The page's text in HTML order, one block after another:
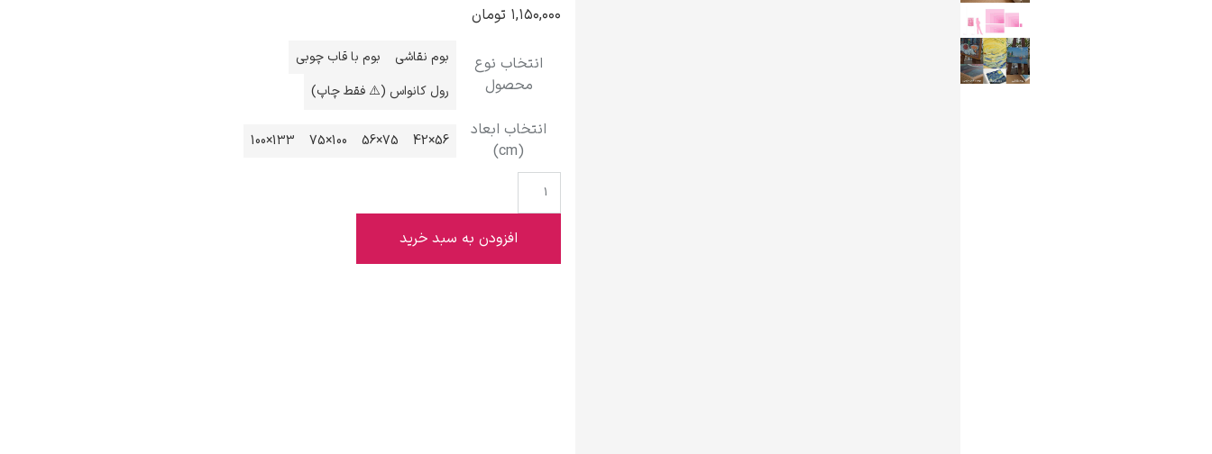
۱,۱۵۰,۰۰۰ تومان
انتخاب نوع
محصول
بوم نقاشی
بوم با قاب چوبی
رول کانواس (⚠️ فقط چاپ)
انتخاب ابعاد
(cm)
56×42
75×56
100×75
133×100
افزودن به سبد خرید